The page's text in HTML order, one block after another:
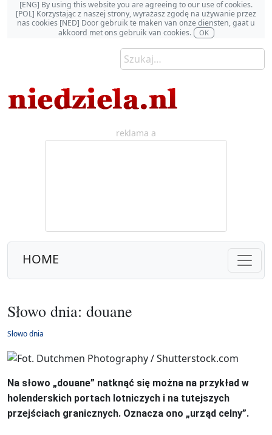
[ENG] By using this website you are agreeing to our use of cookies.
[POL] Korzystając z naszej strony, wyrażasz zgodę na używanie przez
nas cookies [NED] Door gebruik te maken van onze diensten, gaat u
akkoord met ons gebruik van cookies.
OK
reklama a
HOME
Słowo dnia: douane
Słowo dnia
Na słowo „douane” natknąć się można na przykład w
holenderskich portach lotniczych i na tutejszych
przejściach granicznych. Oznacza ono „urząd celny”.